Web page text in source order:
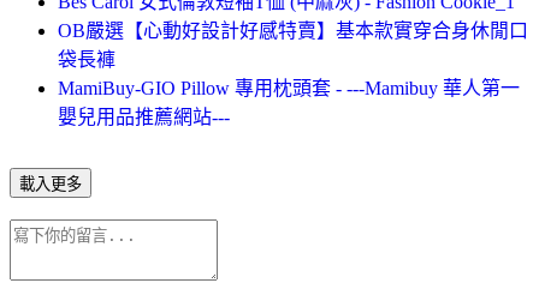
OB嚴選【心動好設計好感特賣】基本款實穿合身休閒口
袋長褲
MamiBuy-GIO Pillow 專用枕頭套 - ---Mamibuy 華人第一
嬰兒用品推薦網站---
載入更多